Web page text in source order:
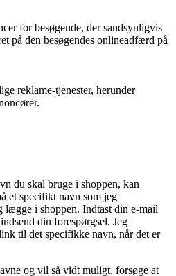
for besøgende, der sandsynligvis
på den besøgendes onlineadfærd på
reklame-tjenester, herunder
du skal bruge i shoppen, kan
et specifikt navn som jeg
lægge i shoppen. Indtast din e-mail
din forespørgsel. Jeg
til det specifikke navn, når det er
og vil så vidt muligt, forsøge at